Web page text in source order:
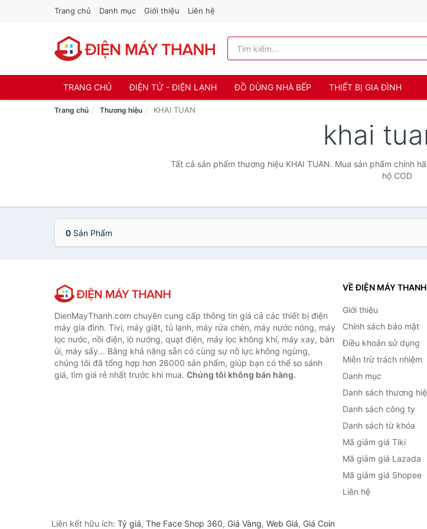
Trang chủ Danh mục Giới thiệu Liên hệ
TRANG CHỦ ĐIỆN TỬ - ĐIỆN LẠNH ĐỒ DÙNG NHÀ BẾP THIẾT BỊ GIA ĐÌNH
Trang chủ Thương hiệu KHAI TUAN
khai
Tất cả sản phẩm thương hiệu KHAI TUAN. Mua sản phẩm chính
hộ COD
0 Sản Phẩm
DienMayThanh.com chuyên cung cấp thông tin giá cả các thiết bị điện
máy gia đình. Tivi, máy giặt, tủ lạnh, máy rửa chén, máy nước nóng, máy
lọc nước, nồi điện, lò nướng, quạt điện, máy lọc không khí, máy xay, bàn
ủi, máy sấy... Bằng khả năng sẵn có cùng sự nỗ lực không ngừng,
chúng tôi đã tổng hợp hơn 26000 sản phẩm, giúp bạn có thể so sánh
giá, tìm giá rẻ nhất trước khi mua. Chúng tôi không bán hàng.
VỀ ĐIỆN MÁY THANH
Giới thiệu
Chính sách bảo mật
Điều khoản sử dụng
Miễn trừ trách nhiệm
Danh mục
Danh sách thương
Danh sách công ty
Danh sách từ khóa
Mã giảm giá Tiki
Mã giảm giá Lazada
Mã giảm giá Shopee
Liên hệ
Liên kết hữu ích: Tỷ giá, The Face Shop 360, Giá Vàng, Web Giá, Giá Coin